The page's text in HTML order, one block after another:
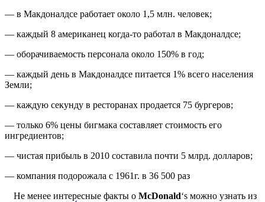
— в Макдоналдсе работает около 1,5 млн. человек;
— каждый 8 американец когда-то работал в Макдоналдсе;
— оборачиваемость персонала около 150% в год;
— каждый день в Макдоналдсе питается 1% всего населения
Земли;
— каждую секунду в ресторанах продается 75 бургеров;
— только 6% цены бигмака составляет стоимость его
ингредиентов;
— чистая прибыль в 2010 составила почти 5 млрд. долларов;
— компания подорожала с 1961г. в 36 500 раз
Не менее интересные факты о McDonald‘s можно узнать из